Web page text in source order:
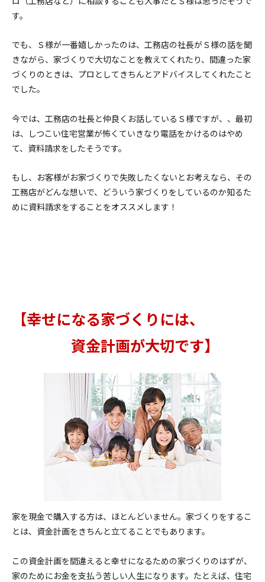
す。
でも、Ｓ様が一番嬉しかったのは、工務店の社長がＳ様の話を聞
きながら、家づくりで大切なことを教えてくれたり、間違った家
づくりのときは、プロとしてきちんとアドバイスしてくれたこと
でした。
今では、工務店の社長と仲良くお話しているＳ様ですが、、最初
は、しつこい住宅営業が怖くていきなり電話をかけるのはやめ
て、資料請求をしたそうです。
もし、お客様がお家づくりで失敗したくないとお考えなら、その
工務店がどんな想いで、どういう家づくりをしているのか知るた
めに資料請求をすることをオススメします！
【幸せになる家づくりには、
資金計画が大切です】
家を現金で購入する方は、ほとんどいません。家づくりをするこ
とは、資金計画をきちんと立てることでもあります。
この資金計画を間違えると幸せになるための家づくりのはずが、
家のためにお金を支払う苦しい人生になります。たとえば、住宅